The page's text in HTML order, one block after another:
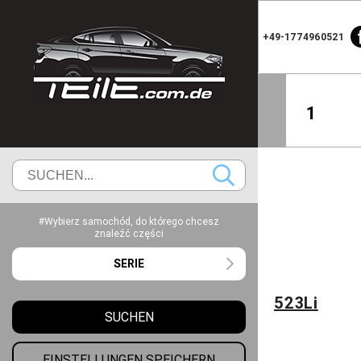
+49-1774960521
1
#Wybierz samochód, do którego chcesz
znaleźć części
SERIE
SUCHEN
523Li